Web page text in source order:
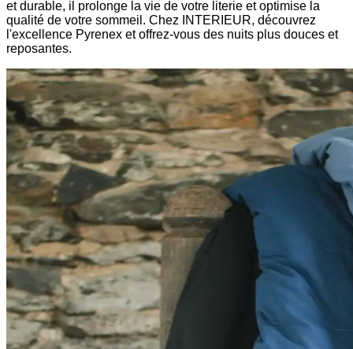
et durable, il prolonge la vie de votre literie et optimise la
qualité de votre sommeil. Chez INTERIEUR, découvrez
l'excellence Pyrenex et offrez-vous des nuits plus douces et
reposantes.